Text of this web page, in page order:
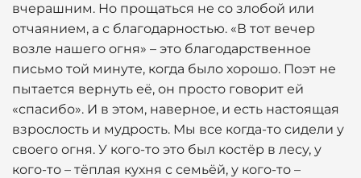
вчерашним. Но прощаться не со злобой или
отчаянием, а с благодарностью. «В тот вечер
возле нашего огня» – это благодарственное
письмо той минуте, когда было хорошо. Поэт не
пытается вернуть её, он просто говорит ей
«спасибо». И в этом, наверное, и есть настоящая
взрослость и мудрость. Мы все когда-то сидели у
своего огня. У кого-то это был костёр в лесу, у
кого-то – тёплая кухня с семьёй, у кого-то –